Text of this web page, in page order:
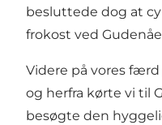
besluttede dog at
frokost ved
Videre på vores
og herfra kørte vi til
besøgte den